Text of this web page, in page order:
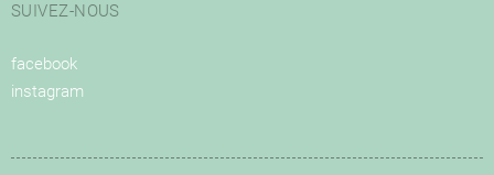
SUIVEZ-NOUS
facebook
instagram